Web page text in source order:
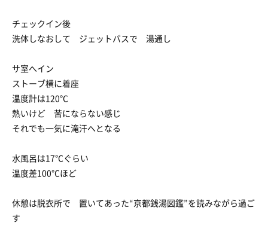
チェックイン後
洗体しなおして ジェットバスで 湯通し
サ室へイン
ストーブ横に着座
温度計は120℃
熱いけど 苦にならない感じ
それでも一気に滝汗へとなる
水風呂は17℃ぐらい
温度差100℃ほど
休憩は脱衣所で 置いてあった“京都銭湯図鑑”を読みながら過ご
す